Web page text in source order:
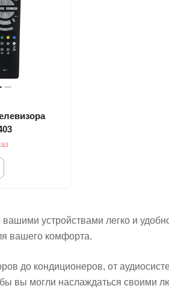
вашими устройствами легко и
вашего комфорта.
до кондиционеров, от
вы могли наслаждаться своими